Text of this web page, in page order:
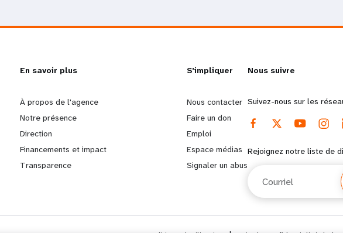
L
e
a
r
m
En savoir plus
À propos de l'agence
Notre présence
Direction
Financements et impact
Transparence
G
o
b
e
o
S'impliquer
Nous contacter
Faire un don
Emploi
Espace médias
Signaler un abus
Nous suivre
Suivez-nous sur les
Rejoignez notre liste de